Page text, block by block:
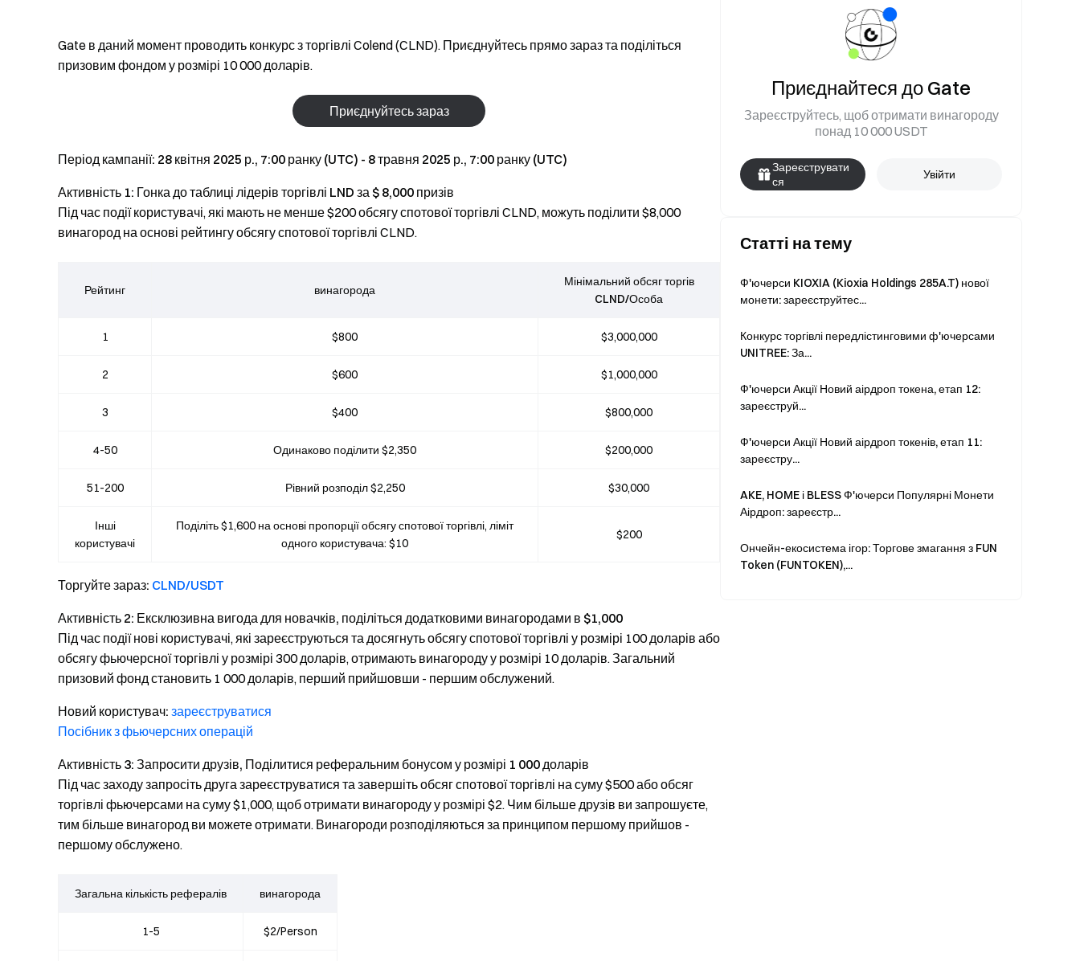
Gate в даний момент проводить конкурс з торгівлі Colend (CLND). Приєднуйтесь прямо зараз та поділіться
призовим фондом у розмірі 10 000 доларів.
Приєднуйтесь зараз
Період кампанії: 28 квітня 2025 р., 7:00 ранку (UTC) - 8 травня 2025 р., 7:00 ранку (UTC)
Активність 1: Гонка до таблиці лідерів торгівлі LND за $ 8,000 призів
Під час події користувачі, які мають не менше $200 обсягу спотової торгівлі CLND, можуть поділити $8,000
винагород на основі рейтингу обсягу спотової торгівлі CLND.
Рейтинг винагорода
Мінімальний обсяг торгів
CLND/Особа
1 $800 $3,000,000
2 $600 $1,000,000
3 $400 $800,000
4-50 Одинаково поділити $2,350 $200,000
51-200 Рівний розподіл $2,250 $30,000
Інші
користувачі
Поділіть $1,600 на основі пропорції обсягу спотової торгівлі, ліміт
одного користувача: $10
$200
Торгуйте зараз: CLND/USDT
Активність 2: Ексклюзивна вигода для новачків, поділіться додатковими винагородами в $1,000
Під час події нові користувачі, які зареєструються та досягнуть обсягу спотової торгівлі у розмірі 100 доларів або
обсягу фьючерсної торгівлі у розмірі 300 доларів, отримають винагороду у розмірі 10 доларів. Загальний
призовий фонд становить 1 000 доларів, перший прийшовши - першим обслужений.
Новий користувач: зареєструватися
Посібник з фьючерсних операцій
Активність 3: Запросити друзів, Поділитися реферальним бонусом у розмірі 1 000 доларів
Під час заходу запросіть друга зареєструватися та завершіть обсяг спотової торгівлі на суму $500 або обсяг
торгівлі фьючерсами на суму $1,000, щоб отримати винагороду у розмірі $2. Чим більше друзів ви запрошуєте,
тим більше винагород ви можете отримати. Винагороди розподіляються за принципом першому прийшов -
першому обслужено.
Загальна кількість рефералів винагорода
1-5 $2/Person
Приєднайтеся до Gate
Зареєструйтесь, щоб отримати винагороду
понад 10 000 USDT
Зареєструвати
ся
Увійти
Статті на тему
Ф'ючерси KIOXIA (Kioxia Holdings 285A.T) нової
монети: зареєструйтес...
Конкурс торгівлі передлістинговими ф'ючерсами
UNITREE: За...
Ф'ючерси Акції Новий аірдроп токена, етап 12:
зареєструй...
Ф'ючерси Акції Новий аірдроп токенів, етап 11:
зареєстру...
AKE, HOME і BLESS Ф'ючерси Популярні Монети
Аірдроп: зареєстр...
Ончейн-екосистема ігор: Торгове змагання з FUN
Token (FUNTOKEN),...